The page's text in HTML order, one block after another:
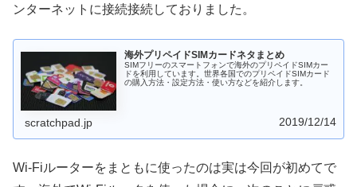
ンターネットに接続接続しておりました。
海外プリペイドSIMカードネタまとめ
SIMフリーのスマートフォンで海外のプリペイドSIMカー
ドを利用しています。世界各国でのプリペイドSIMカード
の購入方法・設定方法・使い方などを紹介します。
scratchpad.jp 2019/12/14
Wi-Fiルーターをまともに使ったのは実は今回が初めてで